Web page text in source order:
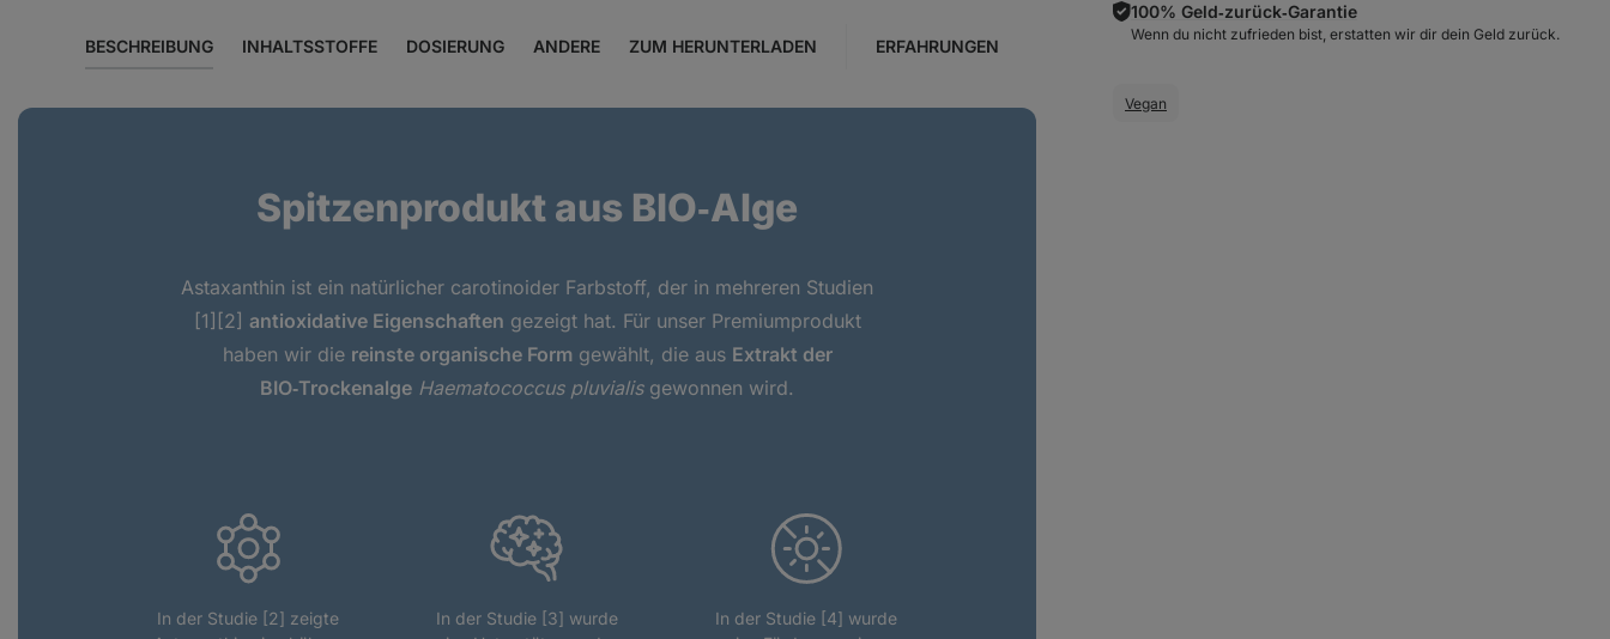
100% Geld‑zurück‑Garantie
Wenn du nicht zufrieden bist, erstatten wir dir dein Geld zurück.
Vegan
BESCHREIBUNG INHALTSSTOFFE DOSIERUNG ANDERE ZUM HERUNTERLADEN ERFAHRUNGEN
Spitzenprodukt aus BIO‑Alge
Astaxanthin ist ein natürlicher carotinoider Farbstoff, der in mehreren Studien
[1][2] antioxidative Eigenschaften gezeigt hat. Für unser Premiumprodukt
haben wir die reinste organische Form gewählt, die aus Extrakt der
BIO‑Trockenalge Haematococcus pluvialisgewonnen wird.
In der Studie [2] zeigte
In der Studie [3] wurde
In der Studie [4] wurde